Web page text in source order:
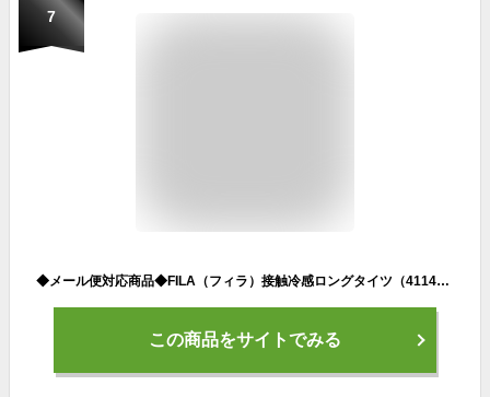
7
◆メール便対応商品◆FILA（フィラ）接触冷感ロングタイツ（411410）（スポーツ/トレーニング/フィットネス/ランニング/コンプレッション/UVカット/スパッツ/女性用/レディース）
この商品をサイトでみる